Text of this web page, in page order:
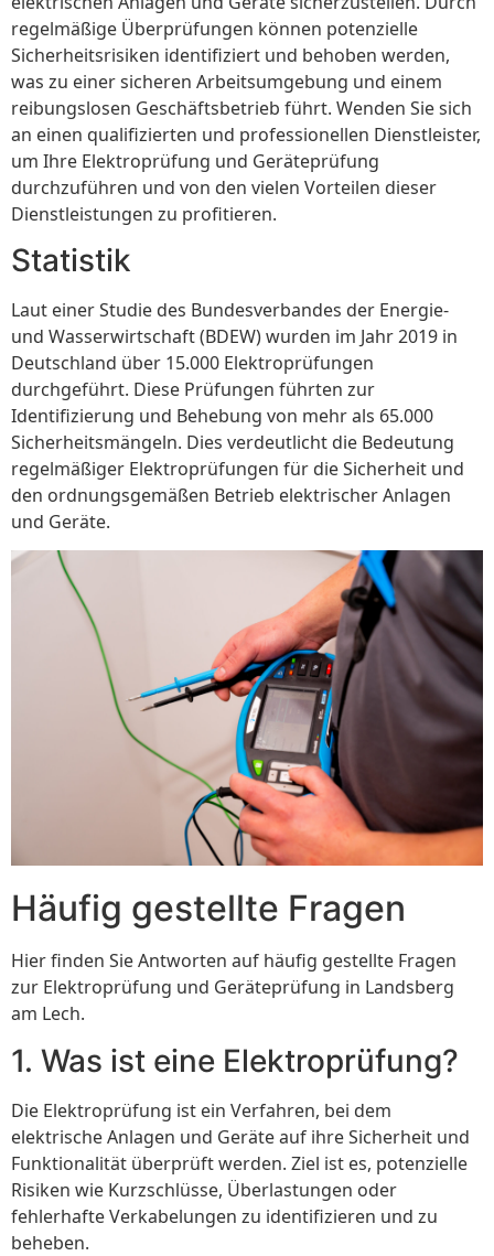
regelmäßige Überprüfungen können potenzielle
Sicherheitsrisiken identifiziert und behoben werden,
was zu einer sicheren Arbeitsumgebung und einem
reibungslosen Geschäftsbetrieb führt. Wenden Sie sich
an einen qualifizierten und professionellen Dienstleister,
um Ihre Elektroprüfung und Geräteprüfung
durchzuführen und von den vielen Vorteilen dieser
Dienstleistungen zu profitieren.
Statistik
Laut einer Studie des Bundesverbandes der Energie-
und Wasserwirtschaft (BDEW) wurden im Jahr 2019 in
Deutschland über 15.000 Elektroprüfungen
durchgeführt. Diese Prüfungen führten zur
Identifizierung und Behebung von mehr als 65.000
Sicherheitsmängeln. Dies verdeutlicht die Bedeutung
regelmäßiger Elektroprüfungen für die Sicherheit und
den ordnungsgemäßen Betrieb elektrischer Anlagen
und Geräte.
Häufig gestellte Fragen
Hier finden Sie Antworten auf häufig gestellte Fragen
zur Elektroprüfung und Geräteprüfung in Landsberg
am Lech.
1. Was ist eine Elektroprüfung?
Die Elektroprüfung ist ein Verfahren, bei dem
elektrische Anlagen und Geräte auf ihre Sicherheit und
Funktionalität überprüft werden. Ziel ist es, potenzielle
Risiken wie Kurzschlüsse, Überlastungen oder
fehlerhafte Verkabelungen zu identifizieren und zu
beheben.